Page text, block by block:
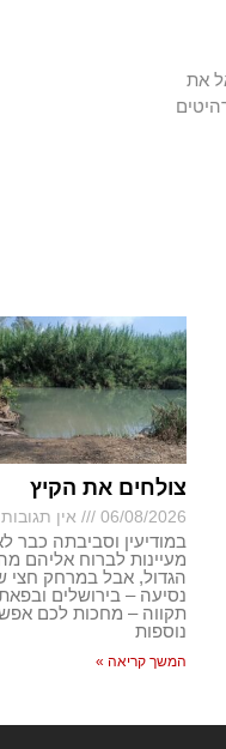
את
צולחים את הקיץ
06/08/2026 אין תגובות
במודיעין וסביבתה כבר
מעיינות לברוח אליהם
הגדול, אבל במרחק חצי
נסיעה – בירושלים
תקווה – מחכות לכם
נוספות
המשך קריאה »